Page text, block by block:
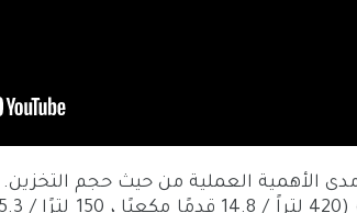
مدى الأهمية العملية من حيث حجم